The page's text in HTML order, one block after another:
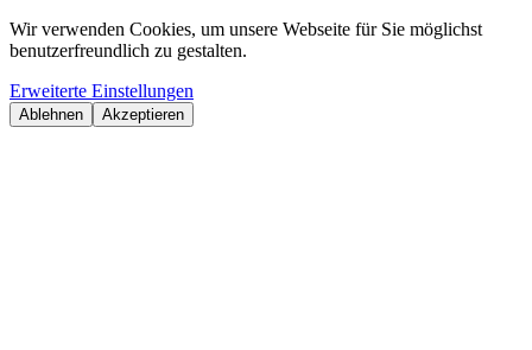
Wir verwenden Cookies, um unsere Webseite für Sie möglichst
benutzerfreundlich zu gestalten.
Erweiterte Einstellungen
Ablehnen Akzeptieren